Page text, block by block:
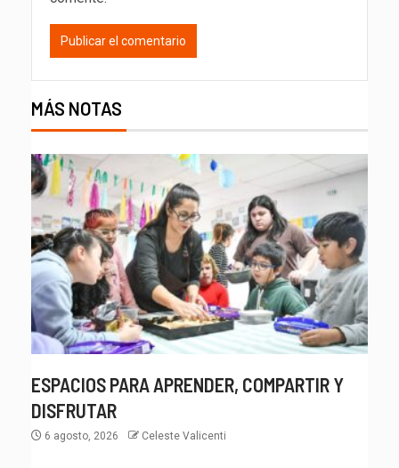
MÁS NOTAS
ESPACIOS PARA APRENDER, COMPARTIR Y
DISFRUTAR
6 agosto, 2026 Celeste Valicenti